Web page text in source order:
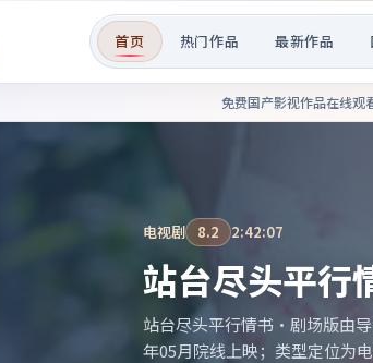
首页 热门作品 最新作品
品在线观看——热播国
免费国产影视作品在线观
电视剧 8.2 2:42:07
站台尽头平
站台尽头平行情书·剧场版由
年05月院线上映；类型定位为